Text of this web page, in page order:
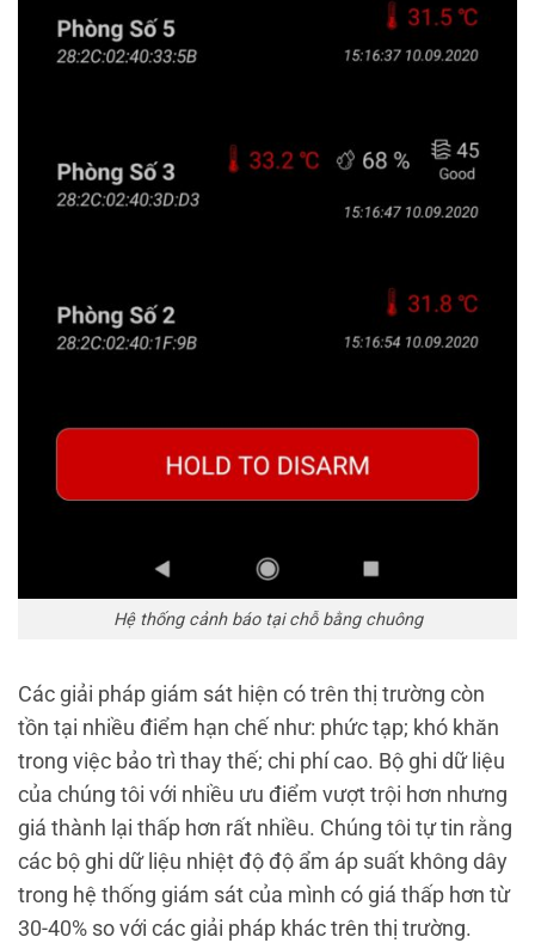
Hệ thống cảnh báo tại chỗ bằng chuông
Các giải pháp giám sát hiện có trên thị trường còn
tồn tại nhiều điểm hạn chế như: phức tạp; khó khăn
trong việc bảo trì thay thế; chi phí cao. Bộ ghi dữ liệu
của chúng tôi với nhiều ưu điểm vượt trội hơn nhưng
giá thành lại thấp hơn rất nhiều. Chúng tôi tự tin rằng
các bộ ghi dữ liệu nhiệt độ độ ẩm áp suất không dây
trong hệ thống giám sát của mình có giá thấp hơn từ
30-40% so với các giải pháp khác trên thị trường.